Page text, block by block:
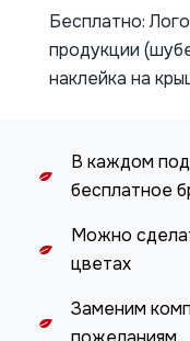
Бесплатно:
продукции
наклейка на
В каждом
бесплатное
Можно
цветах
Заменим